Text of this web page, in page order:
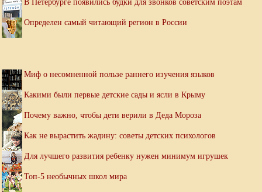
Определен самый читающий регион в России
Миф о несомненной пользе раннего изучения языков
Какими были первые детские сады и ясли в Крыму
Почему важно, чтобы дети верили в Деда Мороза
Как не вырастить жадину: советы детских психологов
Для лучшего развития ребенку нужен минимум игрушек
Топ-5 необычных школ мира